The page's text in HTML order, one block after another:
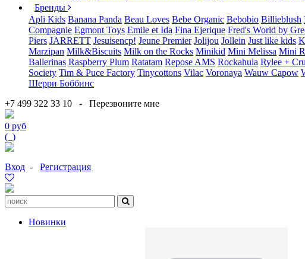
Бренды
Apli Kids Banana Panda Beau Loves Bebe Organic Bebobio Billieblush
Compagnie Egmont Toys Emile et Ida Fina Ejerique Fred's World by
Piers JARRETT Jesuisencp! Jeune Premier Jolijou Jollein Just like kids
Marzipan Milk&Biscuits Milk on the Rocks Minikid Mini Melissa Mini
Ballerinas Raspberry Plum Ratatam Repose AMS Rockahula Rylee + Cru
Society Tim & Puce Factory Tinycottons Vilac Voronaya Wauw Capow
Шерри Боббинс
+7 499 322 33 10 - Перезвоните мне
0 руб
( )
Вход - Регистрация
Новинки